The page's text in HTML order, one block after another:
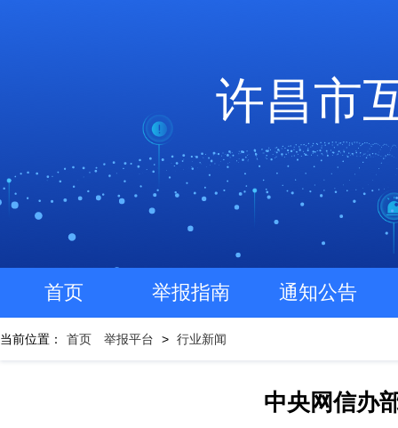
许昌市
首页 举报指南 通知公告
当前位置： 首页 举报平台 > 行业新闻
中央网信办